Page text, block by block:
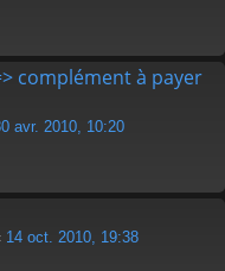
complément à payer
avr. 2010, 10:20
14 oct. 2010, 19:38